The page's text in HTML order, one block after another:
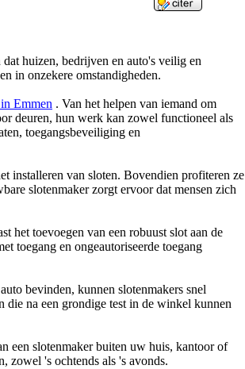
huizen, bedrijven en auto's veilig en
in onzekere omstandigheden.
Emmen . Van het helpen van iemand om
deuren, hun werk kan zowel functioneel als
toegangsbeveiliging en
installeren van sloten. Bovendien profiteren ze
slotenmaker zorgt ervoor dat mensen zich
het toevoegen van een robuust slot aan de
toegang en ongeautoriseerde toegang
bevinden, kunnen slotenmakers snel
die na een grondige test in de winkel kunnen
een slotenmaker buiten uw huis, kantoor of
zowel 's ochtends als 's avonds.